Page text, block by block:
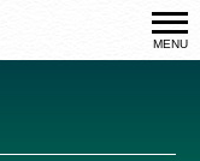
MENU